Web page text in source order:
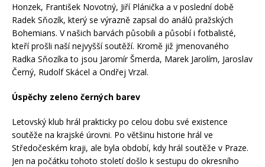
Honzek, František Novotný, Jiří Plánička a v poslední době
Radek Sňozík, který se výrazně zapsal do análů pražských
Bohemians. V našich barvách působili a působí i fotbalisté,
kteří prošli naší nejvyšší soutěží. Kromě již jmenovaného
Radka Sňozíka to jsou Jaromír Šmerda, Marek Jarolím, Jaroslav
Černý, Rudolf Skácel a Ondřej Vrzal.
Úspěchy zeleno černých barev
Letovský klub hrál prakticky po celou dobu své existence
soutěže na krajské úrovni. Po většinu historie hrál ve
Středočeském kraji, ale byla období, kdy hrál soutěže v Praze.
Jen na počátku tohoto století došlo k sestupu do okresního